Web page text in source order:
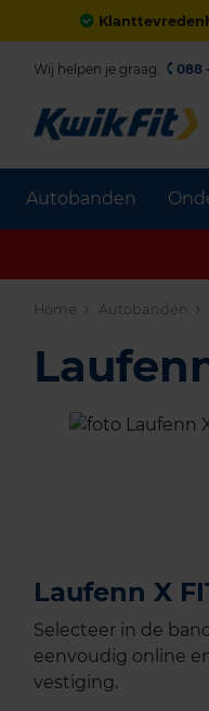
Autobanden
Wij helpen je graag. 088
Home Autobanden
Laufenn X
Selecteer in de
eenvoudig online
vestiging.